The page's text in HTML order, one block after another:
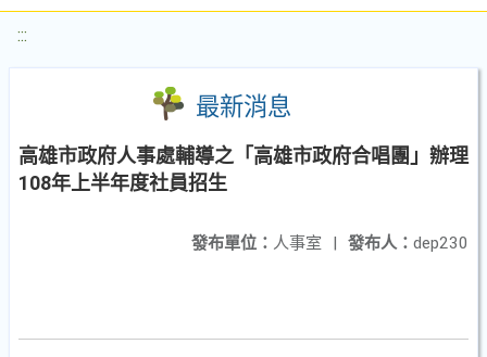
:::
最新消息
高雄市政府人事處輔導之「高雄市政府合唱團」辦理
108年上半年度社員招生
發布人： dep230
發布單位： 人事室 |